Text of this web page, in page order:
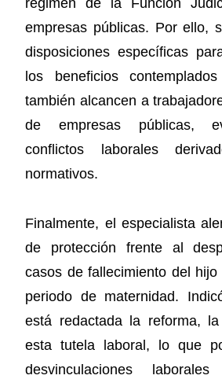
régimen de la Función
empresas públicas. Por ello,
disposiciones específicas
los beneficios
también alcancen a
de empresas públicas,
conflictos laborales
normativos.
Finalmente, el especialista
de protección frente al
casos de fallecimiento del
periodo de maternidad.
está redactada la reforma,
esta tutela laboral, lo que
desvinculaciones